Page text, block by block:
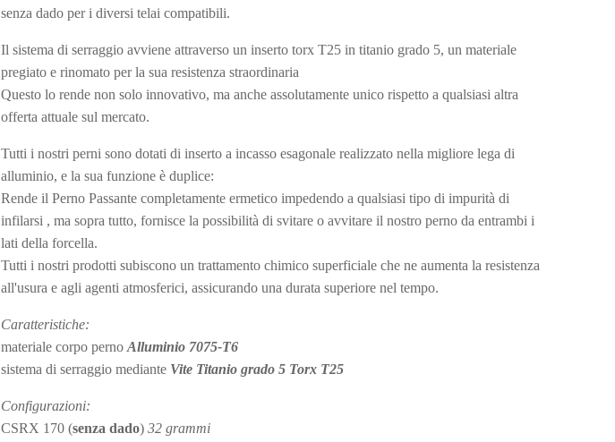
senza dado per i diversi telai compatibili.
Il sistema di serraggio avviene attraverso un inserto torx T25 in titanio grado 5, un materiale
pregiato e rinomato per la sua resistenza straordinaria
Questo lo rende non solo innovativo, ma anche assolutamente unico rispetto a qualsiasi altra
offerta attuale sul mercato.
Tutti i nostri perni sono dotati diinserto a incasso esagonale realizzato nella migliore lega di
alluminio, e la sua funzione è duplice:
Rende il Perno Passante completamente ermetico impedendo a qualsiasi tipo di impurità di
infilarsi , ma sopra tutto, fornisce la possibilità di svitare o avvitare il nostro perno da entrambi i
lati della forcella.
Tutti i nostri prodotti subiscono un trattamento chimico superficiale che ne aumenta la resistenza
all'usura e agli agenti atmosferici, assicurando una durata superiore nel tempo.
Caratteristiche:
materiale corpo pernoAlluminio 7075-T6
sistema di serraggio mediante Vite Titanio grado 5 Torx T25
Configurazioni:
CSRX 170 (senza dado)32 grammi